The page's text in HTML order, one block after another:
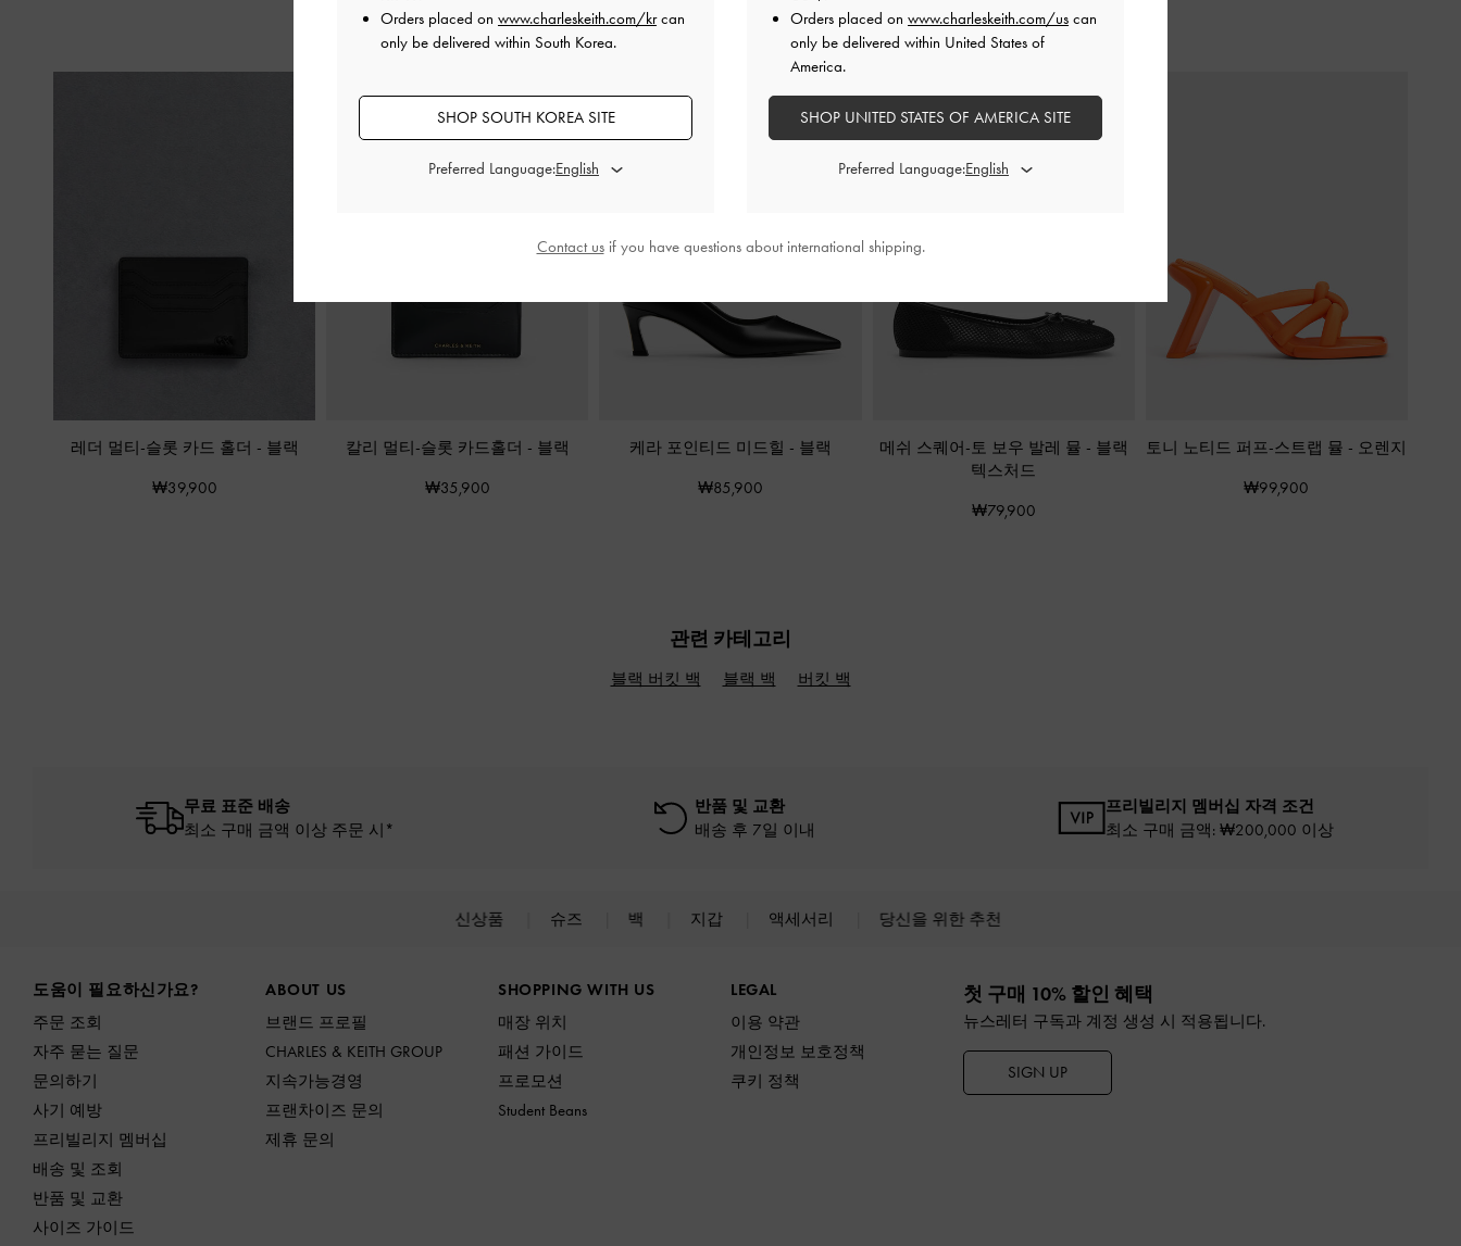
레더 멀티-슬롯 카드 홀더 - 블랙
₩39,900
칼리 멀티-슬롯 카드홀더 - 블랙
₩35,900
케라 포인티드 미드힐 - 블랙
₩85,900
메쉬 스퀘어-토 보우 발레 뮬 - 블랙
텍스처드
₩79,900
토니 노티드 퍼프-스트랩 뮬 - 오렌지
₩99,900
관련 카테고리
블랙 버킷 백 블랙 백 버킷 백
무료 표준 배송
최소 구매 금액 이상 주문 시*
반품 및 교환
배송 후 7일 이내
프리빌리지 멤버십 자격 조건
최소 구매 금액: ₩200,000 이상
신상품 슈즈 백 지갑 액세서리 당신을 위한 추천
도움이 필요하신가요?
주문 조회
자주 묻는 질문
문의하기
사기 예방
프리빌리지 멤버십
배송 및 조회
반품 및 교환
사이즈 가이드
ABOUT US
브랜드 프로필
CHARLES & KEITH GROUP
지속가능경영
프랜차이즈 문의
제휴 문의
SHOPPING WITH US
매장 위치
패션 가이드
프로모션
Student Beans
LEGAL
이용 약관
개인정보 보호정책
쿠키 정책
첫 구매 10% 할인 혜택
뉴스레터 구독과 계정 생성 시 적용됩니다.
SIGN UP
Orders placed on www.charleskeith.com/krcan
only be delivered within South Korea.
SHOP SOUTH KOREA SITE
Preferred Language:
Orders placed on www.charleskeith.com/us can
only be delivered within United States of
America.
SHOP UNITED STATES OF AMERICA SITE
Preferred Language:
Contact usif you have questions about international shipping.